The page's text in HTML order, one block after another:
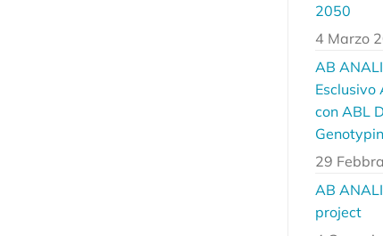
2050
4 Marzo
AB
Esclusivo
con ABL
29
AB
project